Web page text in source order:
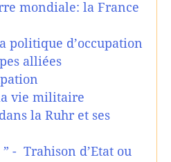
mondiale: la France
politique d’occupation
alliées
vie militaire
la Ruhr et ses
- Trahison d’Etat ou